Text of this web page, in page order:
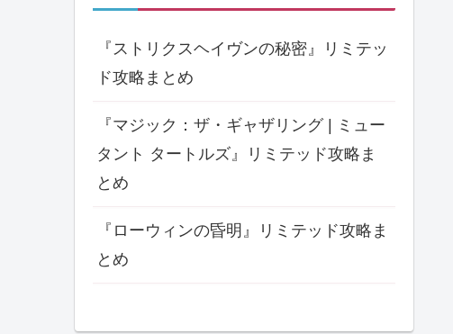
『ストリクスヘイヴンの秘密』リミテッ
ド攻略まとめ
『マジック：ザ・ギャザリング | ミュー
タント タートルズ』リミテッド攻略ま
とめ
『ローウィンの昏明』リミテッド攻略ま
とめ